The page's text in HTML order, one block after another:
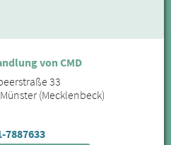
von CMD
33
(Mecklenbeck)
7887633